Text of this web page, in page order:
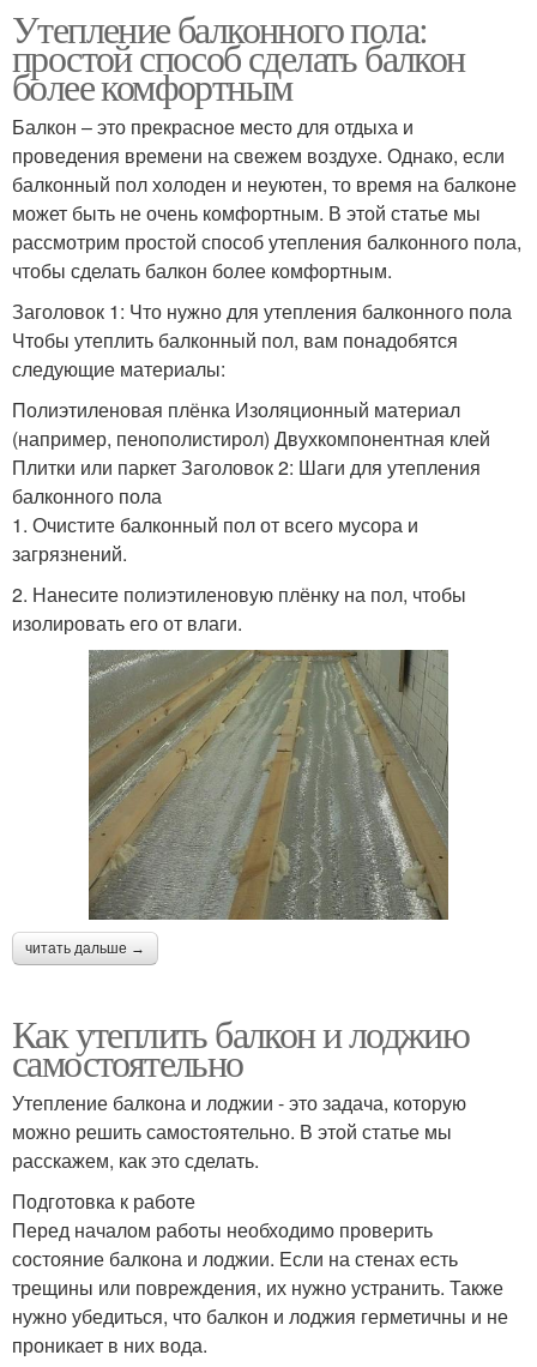
Утепление балконного пола:
простой способ сделать балкон
более комфортным
Балкон – это прекрасное место для отдыха и
проведения времени на свежем воздухе. Однако, если
балконный пол холоден и неуютен, то время на балконе
может быть не очень комфортным. В этой статье мы
рассмотрим простой способ утепления балконного пола,
чтобы сделать балкон более комфортным.
Заголовок 1: Что нужно для утепления балконного пола
Чтобы утеплить балконный пол, вам понадобятся
следующие материалы:
Полиэтиленовая плёнка Изоляционный материал
(например, пенополистирол) Двухкомпонентная клей
Плитки или паркет Заголовок 2: Шаги для утепления
балконного пола
1. Очистите балконный пол от всего мусора и
загрязнений.
2. Нанесите полиэтиленовую плёнку на пол, чтобы
изолировать его от влаги.
читать дальше →
Как утеплить балкон и лоджию
самостоятельно
Утепление балкона и лоджии - это задача, которую
можно решить самостоятельно. В этой статье мы
расскажем, как это сделать.
Подготовка к работе
Перед началом работы необходимо проверить
состояние балкона и лоджии. Если на стенах есть
трещины или повреждения, их нужно устранить. Также
нужно убедиться, что балкон и лоджия герметичны и не
проникает в них вода.